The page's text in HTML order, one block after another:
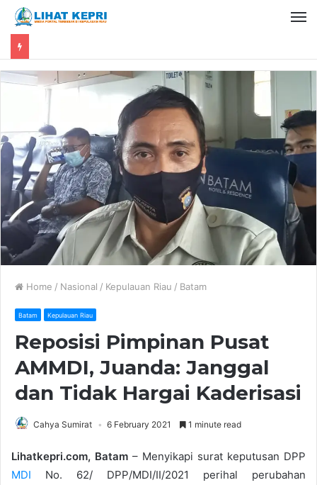
Home / Nasional / Kepulauan Riau / Batam
Batam Kepulauan Riau
Reposisi Pimpinan Pusat
AMMDI, Juanda: Janggal
dan Tidak Hargai Kaderisasi
Cahya Sumirat 6 February 2021 1 minute read
Lihatkepri.com, Batam – Menyikapi surat keputusan DPP
MDI No. 62/ DPP/MDI/II/2021 perihal perubahan